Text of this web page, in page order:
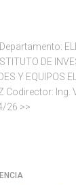
DE
Y EQUIPOS
Codirector: Ing.
26 >>